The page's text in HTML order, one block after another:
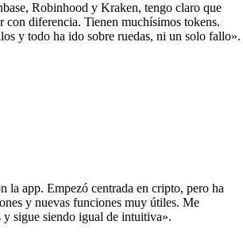
Robinhood y Kraken, tengo claro que
con diferencia. Tienen muchísimos tokens.
y todo ha ido sobre ruedas, ni un solo fallo».
la app. Empezó centrada en cripto, pero ha
y nuevas funciones muy útiles. Me
y sigue siendo igual de intuitiva».